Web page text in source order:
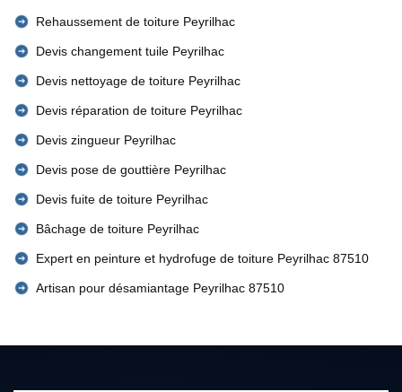
Rehaussement de toiture Peyrilhac
Devis changement tuile Peyrilhac
Devis nettoyage de toiture Peyrilhac
Devis réparation de toiture Peyrilhac
Devis zingueur Peyrilhac
Devis pose de gouttière Peyrilhac
Devis fuite de toiture Peyrilhac
Bâchage de toiture Peyrilhac
Expert en peinture et hydrofuge de toiture Peyrilhac 87510
Artisan pour désamiantage Peyrilhac 87510